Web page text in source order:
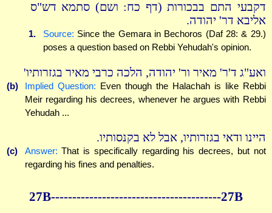
דקבעי התם בבכורות (דף כח: ושם) סתמא דש"ס
אליבא דר' יהודה.
1. Source: Since the Gemara in Bechoros (Daf 28: & 29.)
poses a question based on Rebbi Yehudah's opinion.
ואע"ג ד'ר' מאיר ור' יהודה, הלכה כרבי מאיר בגזרותיו'
(b) Implied Question: Even though the Halachah is like Rebbi
Meir regarding his decrees, whenever he argues with Rebbi
Yehudah ...
היינו ודאי בגזרותיו, אבל לא בקנסותיו.
(c) Answer: That is specifically regarding his decrees, but not
regarding his fines and penalties.
27B----------------------------------------27B